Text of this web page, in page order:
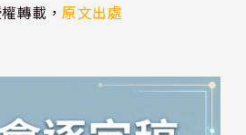
轉載，原文出處